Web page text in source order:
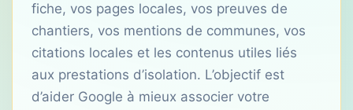
fiche, vos pages locales, vos preuves de
chantiers, vos mentions de communes, vos
citations locales et les contenus utiles liés
aux prestations d’isolation. L’objectif est
d’aider Google à mieux associer votre